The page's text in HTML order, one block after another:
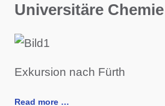
Universitäre Chemie
Exkursion nach Fürth
Read more …